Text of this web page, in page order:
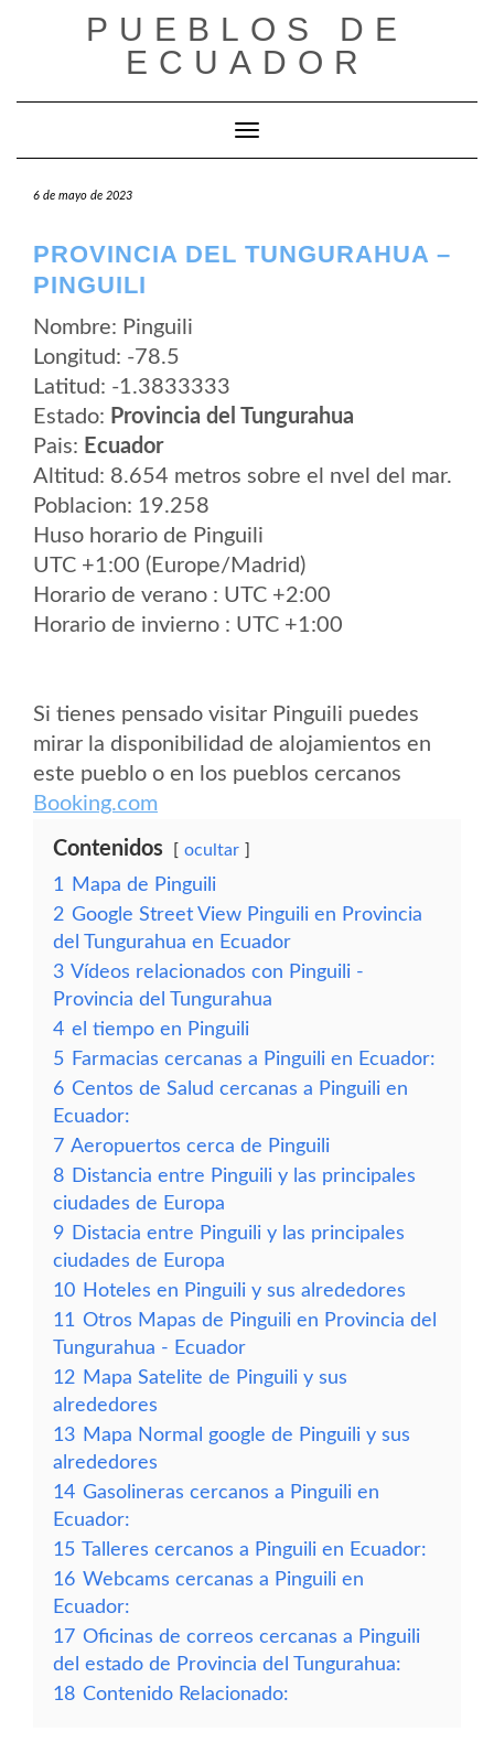
PUEBLOS DE
ECUADOR
Cambiar modo de navegación
6 de mayo de 2023
PROVINCIA DEL TUNGURAHUA –
PINGUILI
Nombre: Pinguili
Longitud: -78.5
Latitud: -1.3833333
Estado: Provincia del Tungurahua
Pais: Ecuador
Altitud: 8.654 metros sobre el nvel del mar.
Poblacion: 19.258
Huso horario de Pinguili
UTC +1:00 (Europe/Madrid)
Horario de verano : UTC +2:00
Horario de invierno : UTC +1:00
Si tienes pensado visitar Pinguili puedes
mirar la disponibilidad de alojamientos en
este pueblo o en los pueblos cercanos
Booking.com
Contenidos ocultar
1
Mapa de Pinguili
2 Google Street View Pinguili en Provincia
del Tungurahua en Ecuador
3 Vídeos relacionados con Pinguili -
Provincia del Tungurahua
4 el tiempo en Pinguili
5 Farmacias cercanas a Pinguili en Ecuador:
6 Centos de Salud cercanas a Pinguili en
Ecuador:
7 Aeropuertos cerca de Pinguili
8 Distancia entre Pinguili y las principales
ciudades de Europa
9 Distacia entre Pinguili y las principales
ciudades de Europa
10 Hoteles en Pinguili y sus alrededores
11 Otros Mapas de Pinguili en Provincia del
Tungurahua - Ecuador
12 Mapa Satelite de Pinguili y sus
alrededores
13 Mapa Normal google de Pinguili y sus
alrededores
14 Gasolineras cercanos a Pinguili en
Ecuador:
15 Talleres cercanos a Pinguili en Ecuador:
16 Webcams cercanas a Pinguili en
Ecuador:
17 Oficinas de correos cercanas a Pinguili
del estado de Provincia del Tungurahua:
18 Contenido Relacionado: